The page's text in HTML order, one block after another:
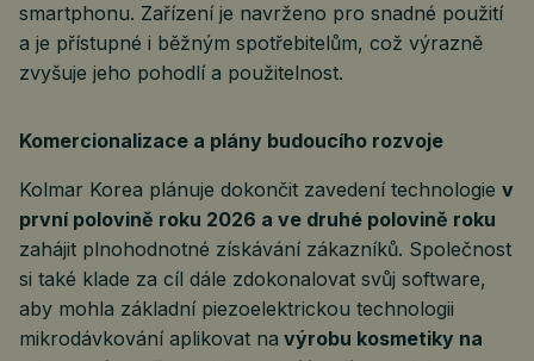
smartphonu. Zařízení je navrženo pro snadné použití
a je přístupné i běžným spotřebitelům, což výrazně
zvyšuje jeho pohodlí a použitelnost.
Komercionalizace a plány budoucího rozvoje
Kolmar Korea plánuje dokončit zavedení technologie v
první polovině roku 2026 a ve druhé polovině roku
zahájit plnohodnotné získávání zákazníků. Společnost
si také klade za cíl dále zdokonalovat svůj software,
aby mohla základní piezoelektrickou technologii
mikrodávkování aplikovat na výrobu kosmetiky na